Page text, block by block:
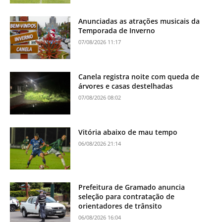
Anunciadas as atrações musicais da
Temporada de Inverno
07/08/2026 11:17
Canela registra noite com queda de
árvores e casas destelhadas
07/08/2026 08:02
Vitória abaixo de mau tempo
06/08/2026 21:14
Prefeitura de Gramado anuncia
seleção para contratação de
orientadores de trânsito
06/08/2026 16:04